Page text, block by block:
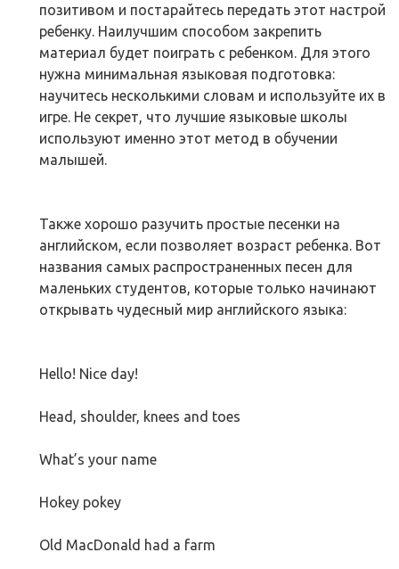
позитивом и постарайтесь передать этот настрой
ребенку. Наилучшим способом закрепить
материал будет поиграть с ребенком. Для этого
нужна минимальная языковая подготовка:
научитесь несколькими словам и используйте их в
игре. Не секрет, что лучшие языковые школы
используют именно этот метод в обучении
малышей.
Также хорошо разучить простые песенки на
английском, если позволяет возраст ребенка. Вот
названия самых распространенных песен для
маленьких студентов, которые только начинают
открывать чудесный мир английского языка:
Hello! Nice day!
Head, shoulder, knees and toes
What’s your name
Hokey pokey
Old MacDonald had a farm